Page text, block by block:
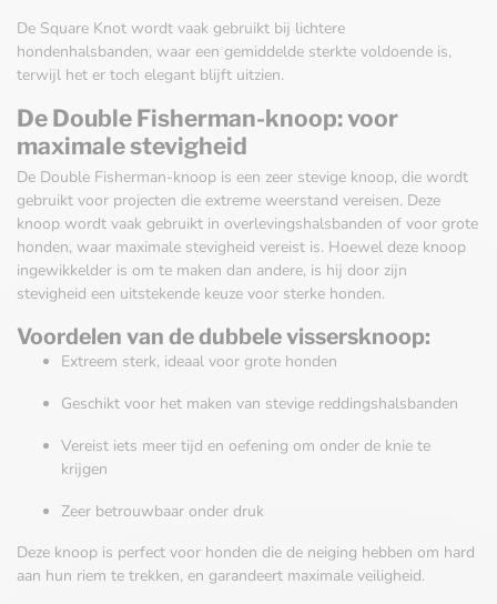
De Square Knot wordt vaak gebruikt bij lichtere
hondenhalsbanden, waar een gemiddelde sterkte voldoende is,
terwijl het er toch elegant blijft uitzien.
De Double Fisherman-knoop: voor
maximale stevigheid
De Double Fisherman-knoop is een zeer stevige knoop, die wordt
gebruikt voor projecten die extreme weerstand vereisen. Deze
knoop wordt vaak gebruikt in overlevingshalsbanden of voor grote
honden, waar maximale stevigheid vereist is. Hoewel deze knoop
ingewikkelder is om te maken dan andere, is hij door zijn
stevigheid een uitstekende keuze voor sterke honden.
Voordelen van de dubbele vissersknoop:
Extreem sterk, ideaal voor grote honden
Geschikt voor het maken van stevige reddingshalsbanden
Vereist iets meer tijd en oefening om onder de knie te
krijgen
Zeer betrouwbaar onder druk
Deze knoop is perfect voor honden die de neiging hebben om hard
aan hun riem te trekken, en garandeert maximale veiligheid.